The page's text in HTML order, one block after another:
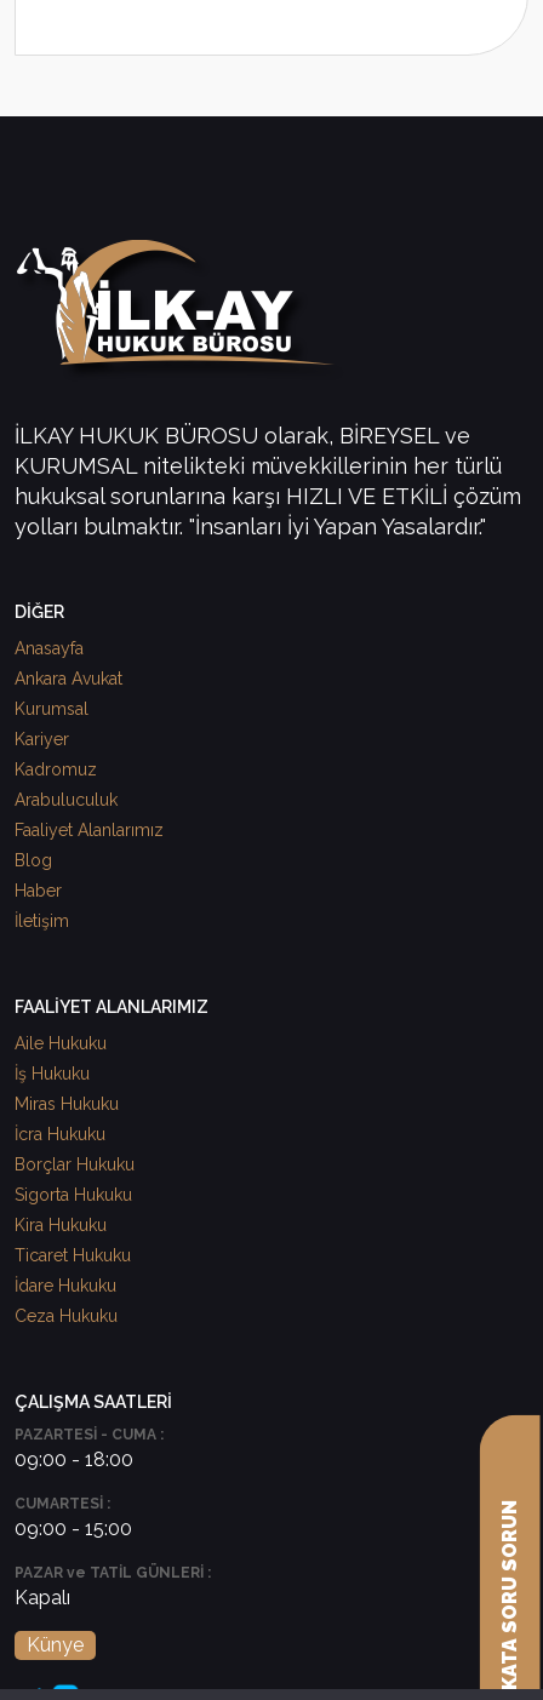
İLKAY HUKUK BÜROSU olarak, BİREYSEL ve
KURUMSAL nitelikteki müvekkillerinin her türlü
hukuksal sorunlarına karşı HIZLI VE ETKİLİ çözüm
yolları bulmaktır. "İnsanları İyi Yapan Yasalardır."
DİĞER
Anasayfa
Ankara Avukat
Kurumsal
Kariyer
Kadromuz
Arabuluculuk
Faaliyet Alanlarımız
Blog
Haber
İletişim
FAALİYET ALANLARIMIZ
Aile Hukuku
İş Hukuku
Miras Hukuku
İcra Hukuku
Borçlar Hukuku
Sigorta Hukuku
Kira Hukuku
Ticaret Hukuku
İdare Hukuku
Ceza Hukuku
ÇALIŞMA SAATLERİ
PAZARTESİ - CUMA :
09:00 - 18:00
CUMARTESİ :
09:00 - 15:00
PAZAR ve TATİL GÜNLERİ :
Kapalı
Künye AVUKATA SORU SORUN